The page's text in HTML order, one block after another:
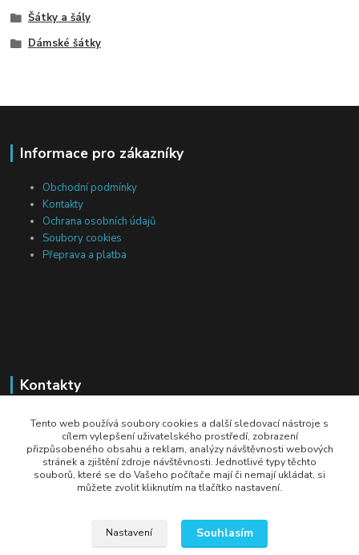
Šátky a šály
Dámské šátky
Informace pro zákazníky
Obchodní podmínky
Kontakty
Ochrana osobních údajů
Soubory cookies
Přeprava a platba
Kontakty
Michal Tranta
+420 777 217 687
(Po-Pá, 8-18 hod.)
info@dobryzbozi.cz
Tento web používá soubory cookies a další sledovací nástroje s
cílem vylepšení uživatelského prostředí, zobrazení
přizpůsobeného obsahu a reklam, analýzy návštěvnosti webových
stránek a zjištění zdroje návštěvnosti. Jednotlivé typy těchto
souborů, které se do Vašeho počítače mají či nemají ukládat, si
můžete zvolit kliknutím na tlačítko nastavení.
Nastavení Souhlasím